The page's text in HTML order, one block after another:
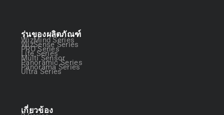
รุ่นของผลิตภัณฑ์
WizMind Series
WizSense Series
PRO Series
Lite Series
Multi Sensor
Panoramic Series
Panorama Series
Ultra Series
เกี่ยวข้อง